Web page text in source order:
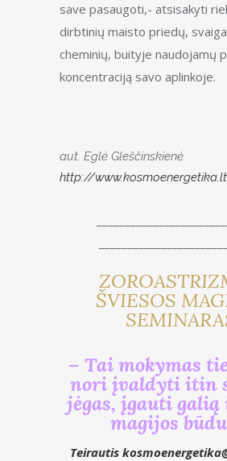
save pasaugoti,- atsisakyti
dirbtinių maisto priedų,
cheminių, buityje naudojamų
koncentraciją savo aplinkoje.
aut. Eglė Gleščinskienė
http://
ŠVIESOS
– Tai mokymas
nori įvaldyti itin
jėgas, įgauti
magijos
Teirautis